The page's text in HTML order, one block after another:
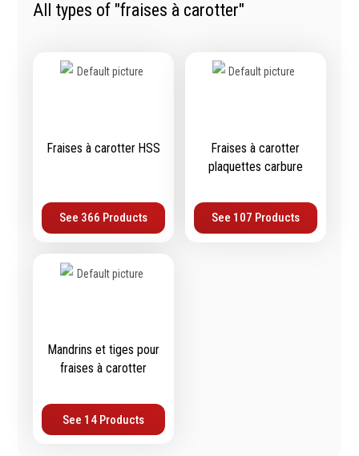
filetés
Rondelles, circlips &
Produits d'ancrage
Serrage & Attache
Assortiments & bacs
Ressort à traction
Tournevis
Pinces
Frappe
Compositions d'outils
Outillage de maçonnerie
Outillage de menuiserie
Outilage de carreleur
Métrologie et
contrôle
Niveaux
Pieds à coulisse
All types of "fraises à carotter"
Fraises à carotter HSS
See 366 Products
Fraises à carotter
plaquettes carbure
See 107 Products
Mandrins et tiges pour
fraises à carotter
See 14 Products